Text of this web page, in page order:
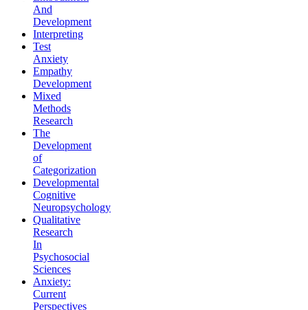
And
Development
Interpreting
Test
Anxiety
Empathy
Development
Mixed
Methods
Research
The
Development
of
Categorization
Developmental
Cognitive
Neuropsychology
Qualitative
Research
In
Psychosocial
Sciences
Anxiety:
Current
Perspectives